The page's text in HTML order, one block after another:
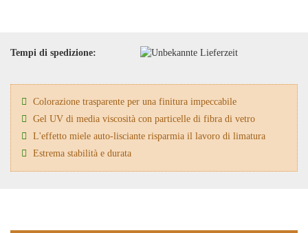
Tempi di spedizione:
Colorazione trasparente per una finitura impeccabile
Gel UV di media viscosità con particelle di fibra di vetro
L'effetto miele auto-lisciante risparmia il lavoro di limatura
Estrema stabilità e durata